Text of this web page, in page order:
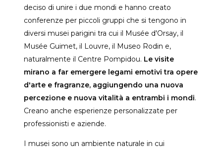
deciso di unire i due mondi e hanno creato
conferenze per piccoli gruppi che si tengono in
diversi musei parigini tra cui il Musée d'Orsay, il
Musée Guimet, il Louvre, il Museo Rodin e,
naturalmente il Centre Pompidou. Le visite
mirano a far emergere legami emotivi tra opere
d'arte e fragranze, aggiungendo una nuova
percezione e nuova vitalità a entrambi i mondi.
Creano anche esperienze personalizzate per
professionisti e aziende.
I musei sono un ambiente naturale in cui